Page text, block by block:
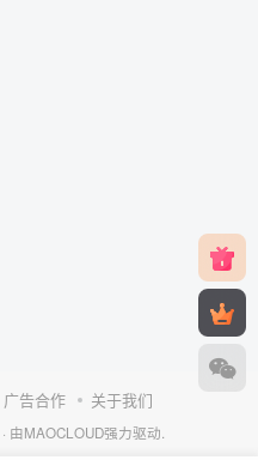
广告合作 关于我们
· 由MAOCLOUD强力驱动.